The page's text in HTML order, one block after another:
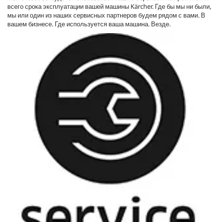
всего срока эксплуатации вашей машины Kärcher. Где бы мы ни были,
мы или один из наших сервисных партнеров будем рядом с вами. В
вашем бизнесе. Где используется ваша машина. Везде.